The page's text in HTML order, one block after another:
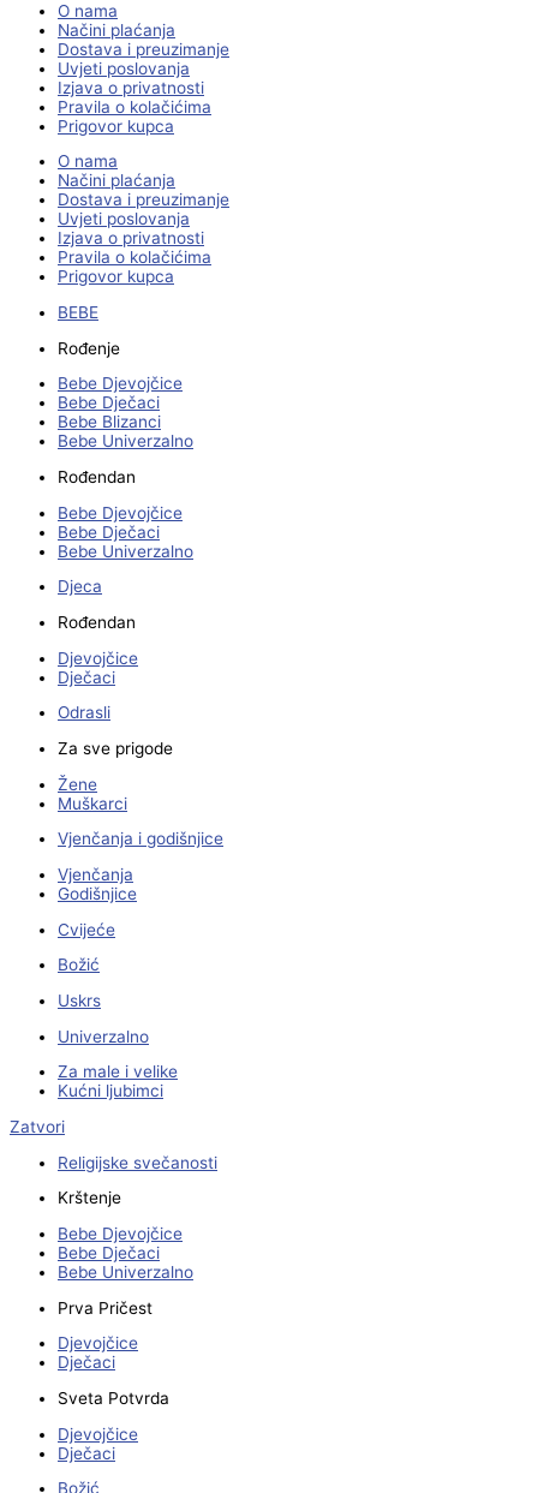
O nama
Načini plaćanja
Dostava i preuzimanje
Uvjeti poslovanja
Izjava o privatnosti
Pravila o kolačićima
Prigovor kupca
O nama
Načini plaćanja
Dostava i preuzimanje
Uvjeti poslovanja
Izjava o privatnosti
Pravila o kolačićima
Prigovor kupca
BEBE
Rođenje
Bebe Djevojčice
Bebe Dječaci
Bebe Blizanci
Bebe Univerzalno
Rođendan
Bebe Djevojčice
Bebe Dječaci
Bebe Univerzalno
Djeca
Rođendan
Djevojčice
Dječaci
Odrasli
Za sve prigode
Žene
Muškarci
Vjenčanja i godišnjice
Vjenčanja
Godišnjice
Cvijeće
Božić
Uskrs
Univerzalno
Za male i velike
Kućni ljubimci
Zatvori
Religijske svečanosti
Krštenje
Bebe Djevojčice
Bebe Dječaci
Bebe Univerzalno
Prva Pričest
Djevojčice
Dječaci
Sveta Potvrda
Djevojčice
Dječaci
Božić